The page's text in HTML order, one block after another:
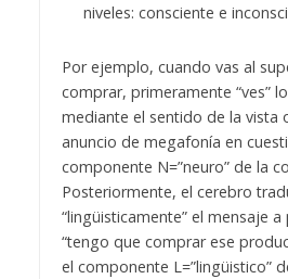
niveles: consciente e
Por ejemplo, cuando vas al
comprar, primeramente “ves”
mediante el sentido de la vista
anuncio de megafonía en
componente N=”neuro” de la
Posteriormente, el cerebro
“lingüisticamente” el mensaje
“tengo que comprar ese
el componente L=”lingüistico”